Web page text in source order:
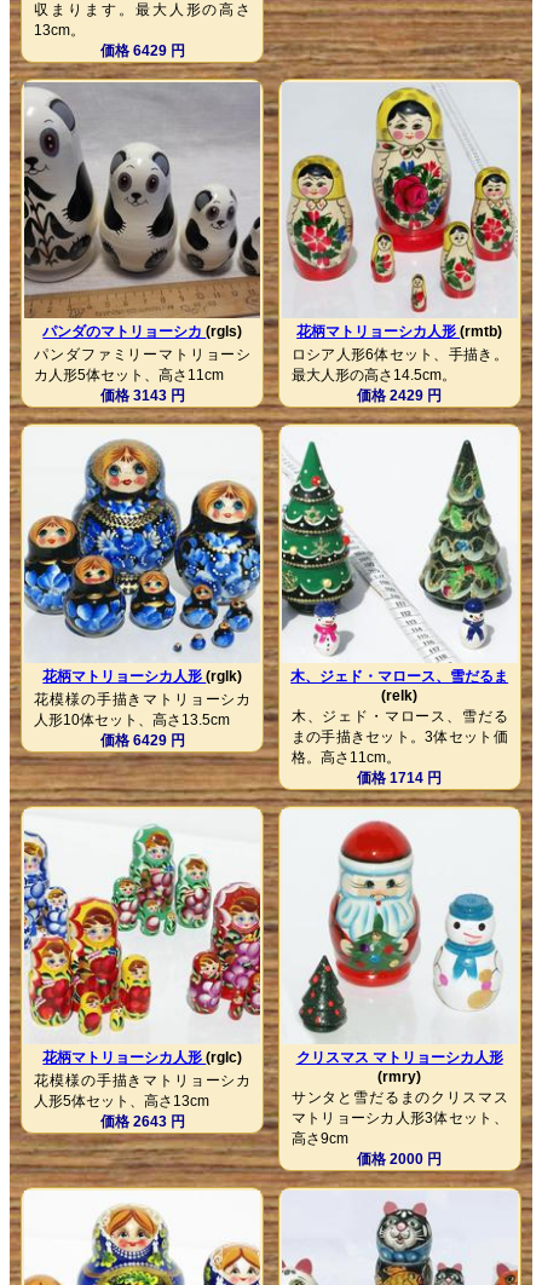
収まります。最大人形の高さ
13cm。
価格 6429 円
パンダのマトリョーシカ(rgls)
パンダファミリーマトリョーシ
カ人形5体セット、高さ11cm
価格 3143 円
花柄マトリョーシカ人形(rmtb)
ロシア人形6体セット、手描き。
最大人形の高さ14.5cm。
価格 2429 円
花柄マトリョーシカ人形(rglk)
花模様の手描きマトリョーシカ
人形10体セット、高さ13.5cm
価格 6429 円
木、ジェド・マロース、雪だるま
(relk)
木、ジェド・マロース、雪だる
まの手描きセット。3体セット価
格。高さ11cm。
価格 1714 円
花柄マトリョーシカ人形(rglc)
花模様の手描きマトリョーシカ
人形5体セット、高さ13cm
価格 2643 円
クリスマス マトリョーシカ人形
(rmry)
サンタと雪だるまのクリスマス
マトリョーシカ人形3体セット、
高さ9cm
価格 2000 円